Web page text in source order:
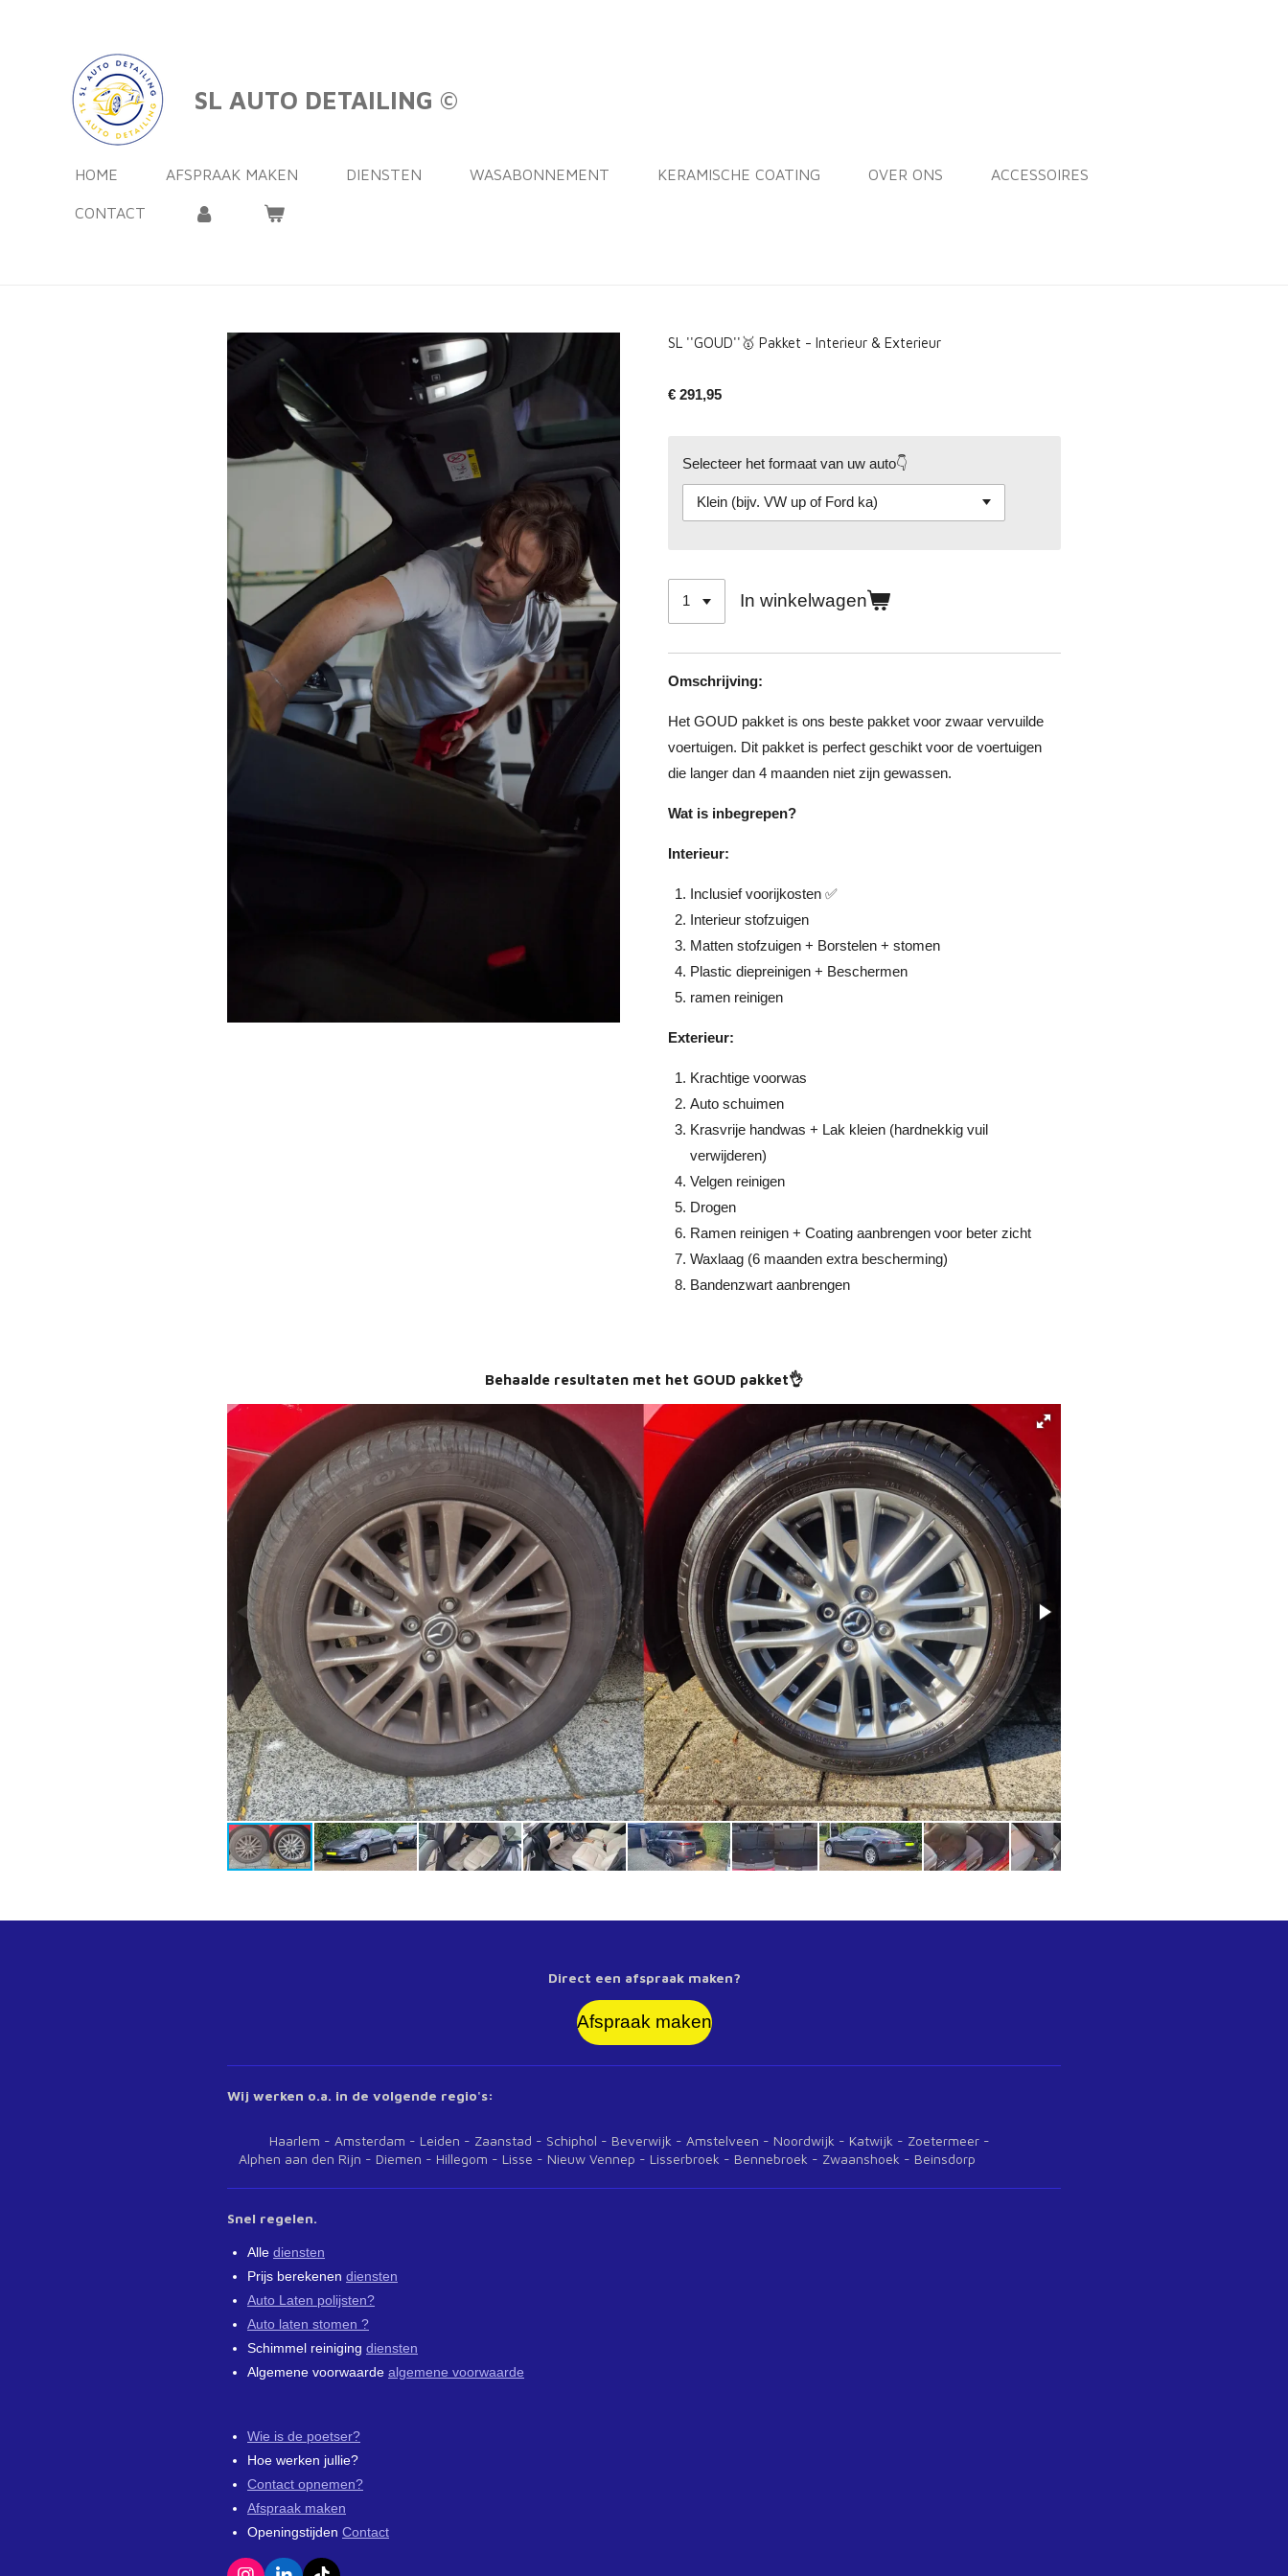
hoofdinhoud
SL AUTO DETAILING ©
HOME AFSPRAAK MAKEN DIENSTEN WASABONNEMENT KERAMISCHE COATING OVER ONS ACCESSOIRES
CONTACT
SL ''GOUD''🥇 Pakket - Interieur & Exterieur
€ 291,95
Selecteer het formaat van uw auto👇
In winkelwagen
Omschrijving:
Het GOUD pakket is ons beste pakket voor zwaar vervuilde
voertuigen. Dit pakket is perfect geschikt voor de voertuigen
die langer dan 4 maanden niet zijn gewassen.
Wat is inbegrepen?
Interieur:
Inclusief voorijkosten ✅
Interieur stofzuigen
Matten stofzuigen + Borstelen + stomen
Plastic diepreinigen + Beschermen
ramen reinigen
Exterieur:
Krachtige voorwas
Auto schuimen
Krasvrije handwas + Lak kleien (hardnekkig vuil
verwijderen)
Velgen reinigen
Drogen
Ramen reinigen + Coating aanbrengen voor beter zicht
Waxlaag (6 maanden extra bescherming)
Bandenzwart aanbrengen
Behaalde resultaten met het GOUD pakket👌
Direct een afspraak maken?
Afspraak maken
Wij werken o.a. in de volgende regio's:
Haarlem - Amsterdam - Leiden - Zaanstad - Schiphol - Beverwijk - Amstelveen - Noordwijk - Katwijk - Zoetermeer -
Alphen aan den Rijn - Diemen - Hillegom - Lisse - Nieuw Vennep - Lisserbroek - Bennebroek - Zwaanshoek - Beinsdorp
Snel regelen.
Alle diensten
Prijs berekenen diensten
Auto Laten polijsten?
Auto laten stomen ?
Schimmel reiniging diensten
Algemene voorwaarde algemene voorwaarde
Wie is de poetser?
Hoe werken jullie?
Contact opnemen?
Afspraak maken
Openingstijden Contact